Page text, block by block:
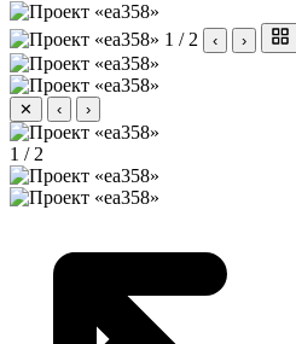
1 / 2 ‹ ›
✕ ‹ ›
1 / 2